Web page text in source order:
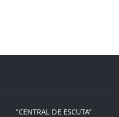
"CENTRAL DE ESCUTA"